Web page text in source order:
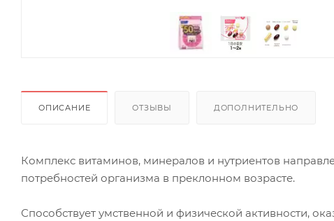
ОПИСАНИЕ ОТЗЫВЫ ДОПОЛНИТЕЛЬНО
Комплекс витаминов, минералов и нутриентов
потребностей организма в преклонном возрасте.
Способствует умственной и физической активности,